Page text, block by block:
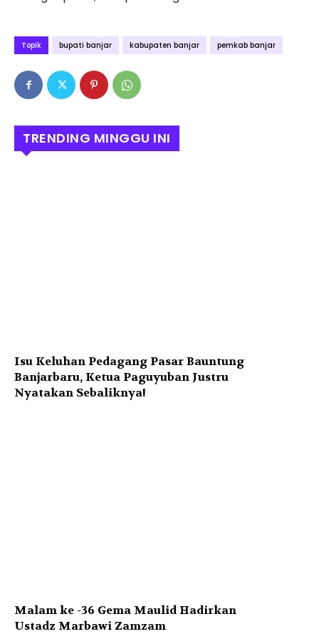
Topik bupati banjar kabupaten banjar pemkab banjar
TRENDING MINGGU INI
Isu Keluhan Pedagang Pasar Bauntung
Banjarbaru, Ketua Paguyuban Justru
Nyatakan Sebaliknya!
Malam ke -36 Gema Maulid Hadirkan
Ustadz Marbawi Zamzam